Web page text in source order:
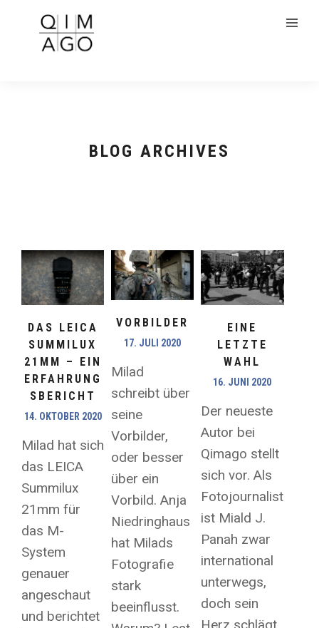
BLOG ARCHIVES
DAS LEICA
SUMMILUX
21MM – EIN
ERFAHRUNG
SBERICHT
14. OKTOBER 2020
Milad hat sich
das LEICA
Summilux
21mm für
das M-
System
genauer
angeschaut
und berichtet
VORBILDER
17. JULI 2020
Milad
schreibt über
seine
Vorbilder,
oder besser
über ein
Vorbild. Anja
Niedringhaus
hat Milads
Fotografie
stark
beeinflusst.
EINE
LETZTE
WAHL
16. JUNI 2020
Der neueste
Autor bei
Qimago stellt
sich vor. Als
Fotojournalist
ist Miald J.
Panah zwar
international
unterwegs,
doch sein